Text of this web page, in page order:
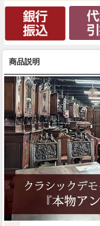
商品説明